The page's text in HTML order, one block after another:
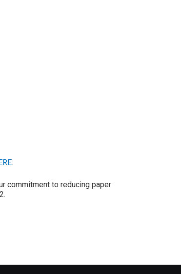
.
commitment to reducing paper